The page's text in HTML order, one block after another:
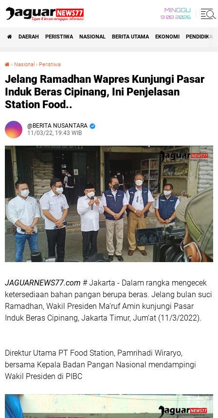
MINGGU
9 08 2026
DAERAH PERISTIWA NASIONAL BERITA UTAMA EKONOMI PENDIDIKAN
› Nasional › Peristiwa
Jelang Ramadhan Wapres Kunjungi Pasar
Induk Beras Cipinang, Ini Penjelasan
Station Food..
BERITA NUSANTARA
11/03/22, 19:43 WIB
JAGUARNEWS77.com # Jakarta - Dalam rangka mengecek
ketersediaan bahan pangan berupa beras. Jelang bulan suci
Ramadhan, Wakil Presiden Ma'ruf Amin kunjungi Pasar
Induk Beras Cipinang, Jakarta Timur, Jum'at (11/3/2022).
Direktur Utama PT Food Station, Pamrihadi Wiraryo,
bersama Kepala Badan Pangan Nasional mendampingi
Wakil Presiden di PIBC